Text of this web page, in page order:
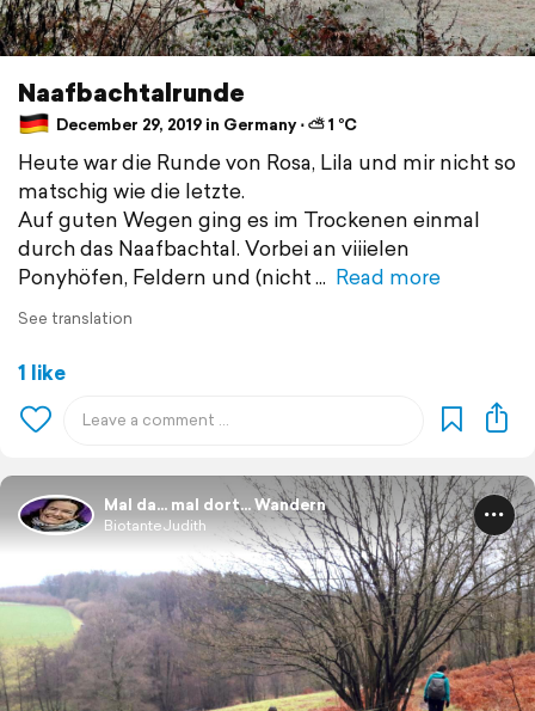
Naafbachtalrunde
December 29, 2019 in Germany ⋅ ⛅ 1 °C
Heute war die Runde von Rosa, Lila und mir nicht so
matschig wie die letzte.
Auf guten Wegen ging es im Trockenen einmal
durch das Naafbachtal. Vorbei an viiielen
Ponyhöfen, Feldern und (nicht
Read more
See translation
1 like
Mal da... mal dort... Wandern
BiotanteJudith